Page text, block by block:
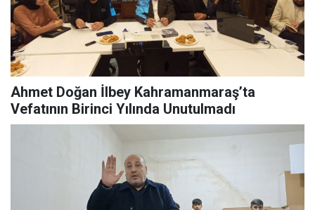
Ahmet Doğan İlbey Kahramanmaraş’ta
Vefatının Birinci Yılında Unutulmadı